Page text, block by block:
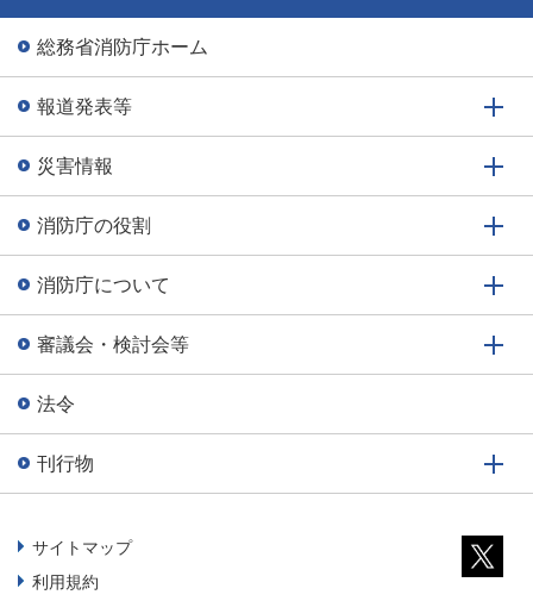
総務省消防庁ホーム
報道発表等
災害情報
消防庁の役割
消防庁について
審議会・検討会等
法令
刊行物
サイトマップ
利用規約